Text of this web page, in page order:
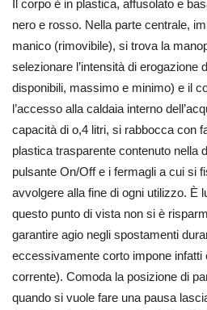
Il corpo è in plastica, affusolato e
nero e rosso. Nella parte centrale,
manico (rimovibile), si trova la
selezionare l’intensità di erogazione
disponibili, massimo e minimo) e il
l’accesso alla caldaia interno
capacità di o,4 litri, si rabbocca con
plastica trasparente contenuto nella
pulsante On/Off e i fermagli a cui si
avvolgere alla fine di ogni utilizzo. È
questo punto di vista non si è
garantire agio negli spostamenti
eccessivamente corto impone infatti
corrente). Comoda la posizione di
quando si vuole fare una pausa